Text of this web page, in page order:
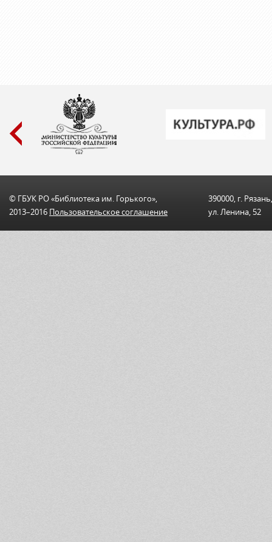
© ГБУК РО «Библиотека им. Горького»,
2013–2016 Пользовательскоe соглашениe
390000, г. Рязань,
ул. Ленина, 52